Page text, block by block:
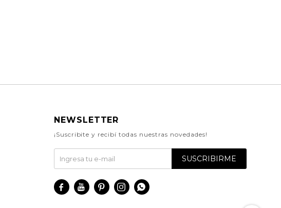
NEWSLETTER
¡Suscribite y recibí todas nuestras novedades!
SUSCRIBIRME
    